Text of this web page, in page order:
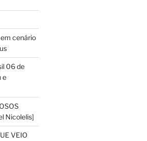
cenário
06 de
e
Nicolelis]
VEIO